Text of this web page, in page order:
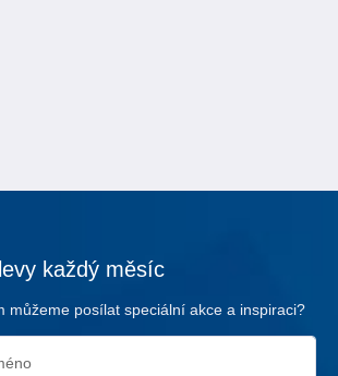
každý měsíc
můžeme posílat speciální akce a inspiraci?